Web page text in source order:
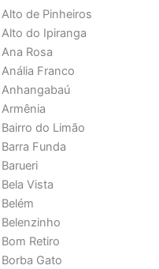
de Pinheiros
do Ipiranga
Rosa
Franco
do Limão
Funda
Vista
Retiro
Gato